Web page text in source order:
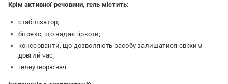
Крім активної речовини, гель містить:
стабілізатор;
бітрекс, що надає гіркоти;
консерванти, що дозволяють засобу залишатися свіжим
довгий час;
гелеутворювач.